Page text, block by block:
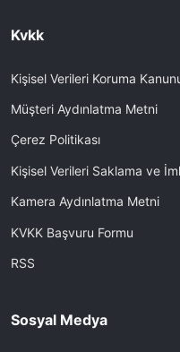
Kvkk
Kişisel Verileri Koruma
Müşteri Aydınlatma Metni
Çerez Politikası
Kişisel Verileri Saklama ve
Kamera Aydınlatma Metni
KVKK Başvuru Formu
RSS
Sosyal Medya